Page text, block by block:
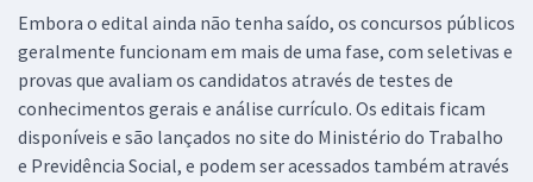
Embora o edital ainda não tenha saído, os concursos públicos
geralmente funcionam em mais de uma fase, com seletivas e
provas que avaliam os candidatos através de testes de
conhecimentos gerais e análise currículo. Os editais ficam
disponíveis e são lançados no site do Ministério do Trabalho
e Previdência Social, e podem ser acessados também através